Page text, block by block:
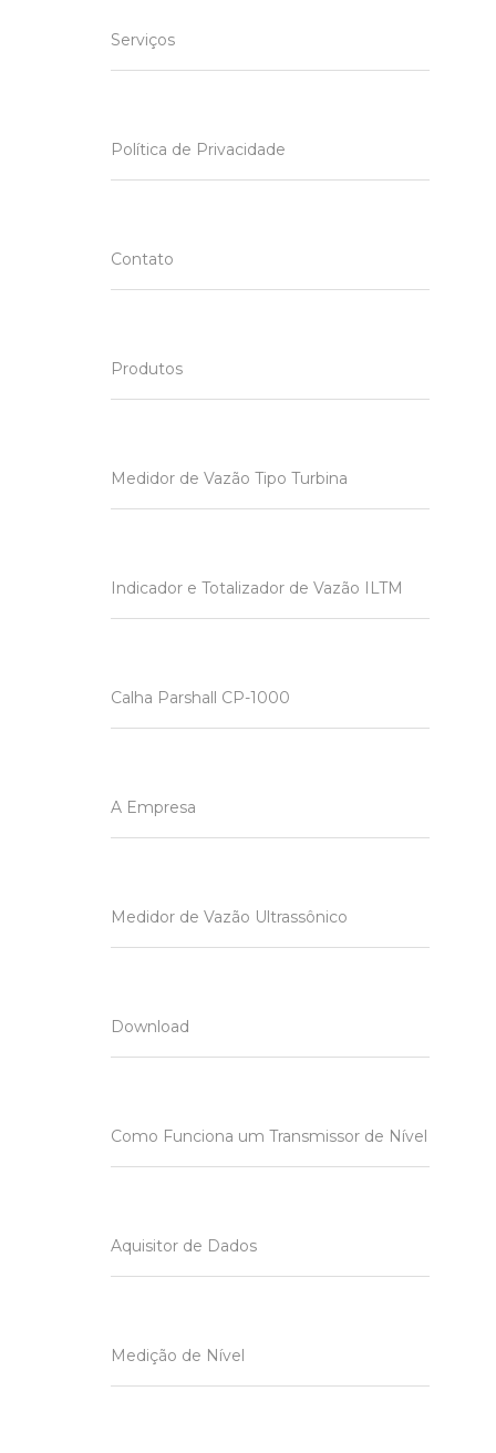
Serviços
Política de Privacidade
Contato
Produtos
Medidor de Vazão Tipo Turbina
Indicador e Totalizador de Vazão ILTM
Calha Parshall CP-1000
A Empresa
Medidor de Vazão Ultrassônico
Download
Como Funciona um Transmissor de Nível
Aquisitor de Dados
Medição de Nível